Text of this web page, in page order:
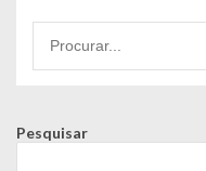
por:
Pesquisar